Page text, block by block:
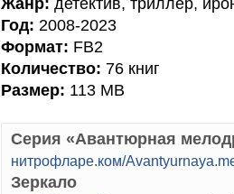
Жанр: детектив, триллер,
Год: 2008-2023
Формат: FB2
Количество: 76 книг
Размер: 113 MB
Серия «Авантюрная
нитрофларе.ком/
Зеркало